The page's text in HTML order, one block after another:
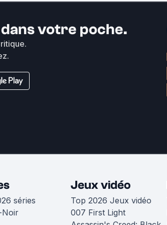
votre poche.
séries
Noir
Jeux vidéo
Top 2026 Jeux vidéo
007 First Light